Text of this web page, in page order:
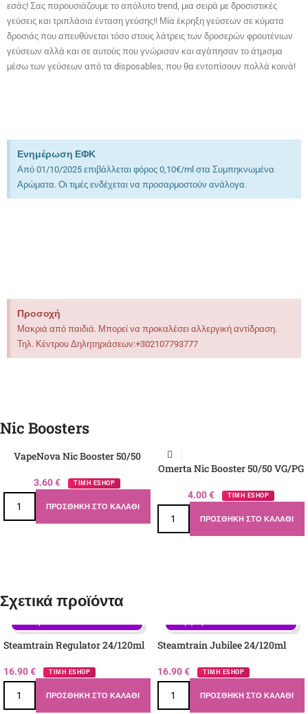
εσάς! Σας παρουσιάζουμε το απόλυτο trend, μια σειρά με δροσιστικές
γεύσεις και τριπλάσια ένταση γεύσης!! Μία έκρηξη γεύσεων σε κύματα
δροσιάς που απευθύνεται τόσο στους λάτρεις των δροσερών φρουτένιων
γεύσεων αλλά και σε αυτούς που γνώρισαν και αγάπησαν το άτμισμα
μέσω των γεύσεων από τα disposables, που θα εντοπίσουν πολλά κοινά!
Ενημέρωση ΕΦΚ
Από 01/10/2025 επιβάλλεται φόρος 0,10€/ml στα Συμπηκνωμένα
Αρώματα. Οι τιμές ενδέχεται να προσαρμοστούν ανάλογα.
Προσοχή
Μακριά από παιδιά. Μπορεί να προκαλέσει αλλεργική αντίδραση.
Τηλ. Κέντρου Δηλητηριάσεων:+302107793777
Nic Boosters
VapeNova Nic Booster 50/50
3.60€ ΤΙΜΗ ESHOP
ΠΡΟΣΘΉΚΗ ΣΤΟ ΚΑΛΆΘΙ
Omerta Nic Booster 50/50 VG/PG
4.00€ ΤΙΜΗ ESHOP
ΠΡΟΣΘΉΚΗ ΣΤΟ ΚΑΛΆΘΙ
Σχετικά προϊόντα
Γεύση: Κακάο, Καφές, Μπισκότο
Steamtrain Regulator 24/120ml
16.90€ ΤΙΜΗ ESHOP
ΠΡΟΣΘΉΚΗ ΣΤΟ ΚΑΛΆΘΙ
Steamtrain Jubilee 24/120ml
16.90€ ΤΙΜΗ ESHOP
ΠΡΟΣΘΉΚΗ ΣΤΟ ΚΑΛΆΘΙ